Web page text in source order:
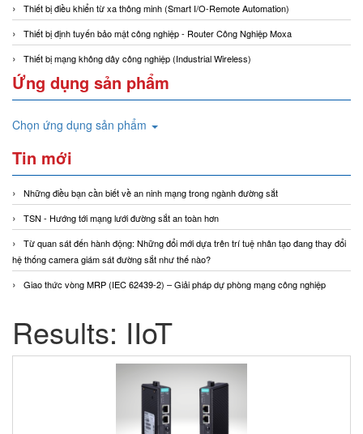
Thiết bị điều khiển từ xa thông minh (Smart I/O-Remote Automation)
Thiết bị định tuyến bảo mật công nghiệp - Router Công Nghiệp Moxa
Thiết bị mạng không dây công nghiệp (Industrial Wireless)
Ứng dụng sản phẩm
Chọn ứng dụng sản phẩm
Tin mới
Những điều bạn cần biết về an ninh mạng trong ngành đường sắt
TSN - Hướng tới mạng lưới đường sắt an toàn hơn
Từ quan sát đến hành động: Những đổi mới dựa trên trí tuệ nhân tạo đang thay đổi
hệ thống camera giám sát đường sắt như thế nào?
Giao thức vòng MRP (IEC 62439-2) – Giải pháp dự phòng mạng công nghiệp
Results: IIoT